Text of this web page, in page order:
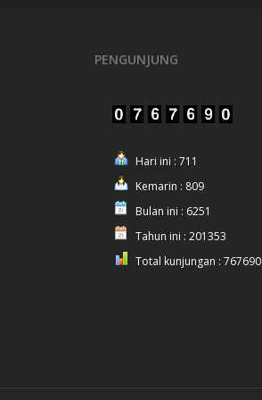
PENGUNJUNG
Hari ini : 711
Kemarin : 809
Bulan ini : 6251
Tahun ini : 201353
Total kunjungan : 767690